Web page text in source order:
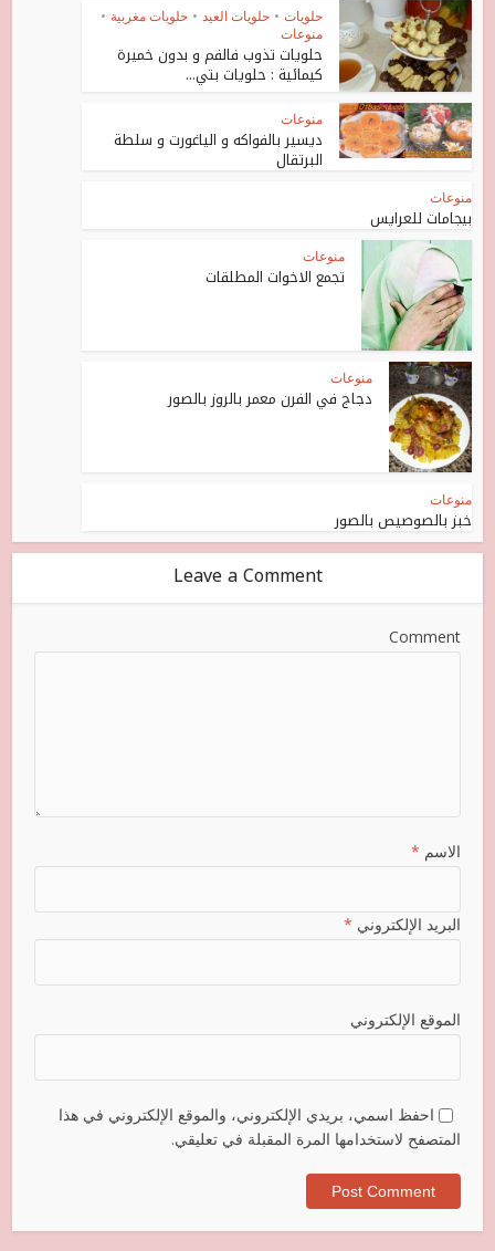
حلويات • حلويات العيد • حلويات مغربية •
منوعات
حلويات تذوب فالفم و بدون خميرة
كيمائية : حلويات بتي...
منوعات
ديسير بالفواكه و الياغورت و سلطة
البرتقال
منوعات
بيجامات للعرايس
منوعات
تجمع الاخوات المطلقات
منوعات
دجاج في الفرن معمر بالروز بالصور
منوعات
خبز بالصوصيص بالصور
Leave a Comment
Comment
الاسم *
البريد الإلكتروني *
الموقع الإلكتروني
احفظ اسمي، بريدي الإلكتروني، والموقع الإلكتروني في هذا
المتصفح لاستخدامها المرة المقبلة في تعليقي.